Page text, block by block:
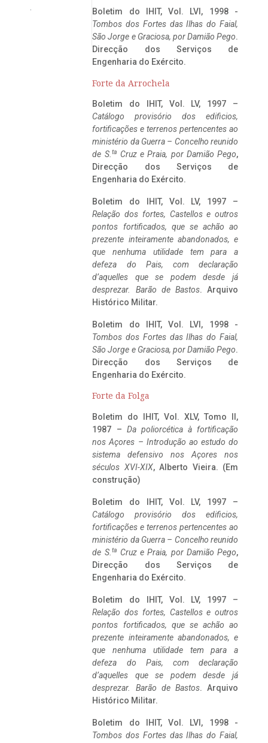
Boletim do IHIT, Vol. LVI, 1998 -
Tombos dos Fortes das Ilhas do Faial,
São Jorge e Graciosa, por Damião Pego.
Direcção dos Serviços de
Engenharia do Exército.
Forte da Arrochela
Boletim do IHIT, Vol. LV, 1997 –
Catálogo provisório dos edificios,
fortificações e terrenos pertencentes ao
ministério da Guerra – Concelho reunido
de S. ta Cruz e Praia, por Damião Pego,
Direcção dos Serviços de
Engenharia do Exército.
Boletim do IHIT, Vol. LV, 1997 –
Relação dos fortes, Castellos e outros
pontos fortificados, que se achão ao
prezente inteiramente abandonados, e
que nenhuma utilidade tem para a
defeza do Pais, com declaração
d’aquelles que se podem desde já
desprezar. Barão de Bastos. Arquivo
Histórico Militar.
Boletim do IHIT, Vol. LVI, 1998 -
Tombos dos Fortes das Ilhas do Faial,
São Jorge e Graciosa, por Damião Pego.
Direcção dos Serviços de
Engenharia do Exército.
Forte da Folga
Boletim do IHIT, Vol. XLV, Tomo II,
1987 – Da poliorcética à fortificação
nos Açores – Introdução ao estudo do
sistema defensivo nos Açores nos
séculos XVI-XIX, Alberto Vieira. (Em
construção)
Boletim do IHIT, Vol. LV, 1997 –
Catálogo provisório dos edificios,
fortificações e terrenos pertencentes ao
ministério da Guerra – Concelho reunido
de S. ta Cruz e Praia, por Damião Pego,
Direcção dos Serviços de
Engenharia do Exército.
Boletim do IHIT, Vol. LV, 1997 –
Relação dos fortes, Castellos e outros
pontos fortificados, que se achão ao
prezente inteiramente abandonados, e
que nenhuma utilidade tem para a
defeza do Pais, com declaração
d’aquelles que se podem desde já
desprezar. Barão de Bastos. Arquivo
Histórico Militar.
Boletim do IHIT, Vol. LVI, 1998 -
Tombos dos Fortes das Ilhas do Faial,